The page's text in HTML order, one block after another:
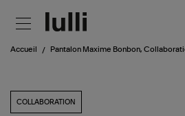
Accueil Pantalon Maxime Bonbon,
COLLABORATION